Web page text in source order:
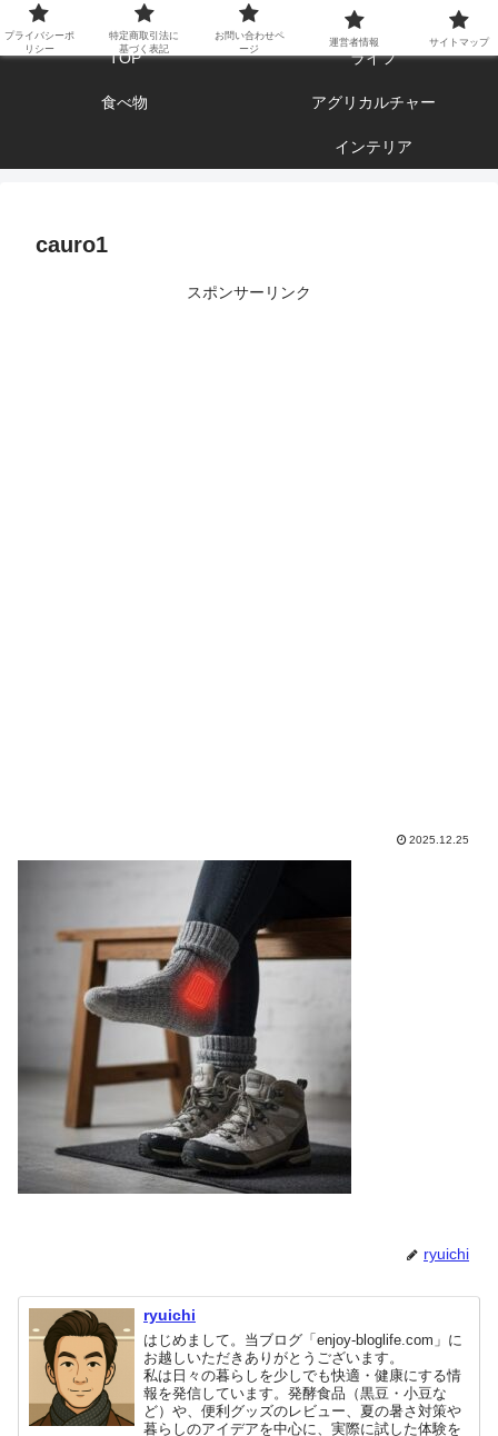
エンジョイ ブログライフ
TOP ライフ
食べ物 アグリカルチャー
インテリア
cauro1
スポンサーリンク
2025.12.25
ryuichi
ryuichi
はじめまして。当ブログ「enjoy-bloglife.com」に
お越しいただきありがとうございます。
私は日々の暮らしを少しでも快適・健康にする情
報を発信しています。発酵食品（黒豆・小豆な
ど）や、便利グッズのレビュー、夏の暑さ対策や
暮らしのアイデアを中心に、実際に試した体験を
プライバシーポ
リシー
特定商取引法に
基づく表記
お問い合わせペ
ージ
運営者情報 サイトマップ